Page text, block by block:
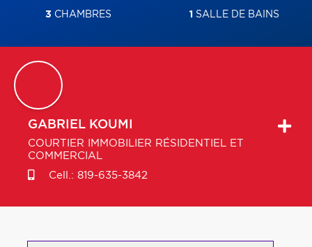
3 CHAMBRES 1 SALLE DE BAINS
GABRIEL KOUMI
COURTIER IMMOBILIER RÉSIDENTIEL ET
COMMERCIAL
Cell.: 819-635-3842